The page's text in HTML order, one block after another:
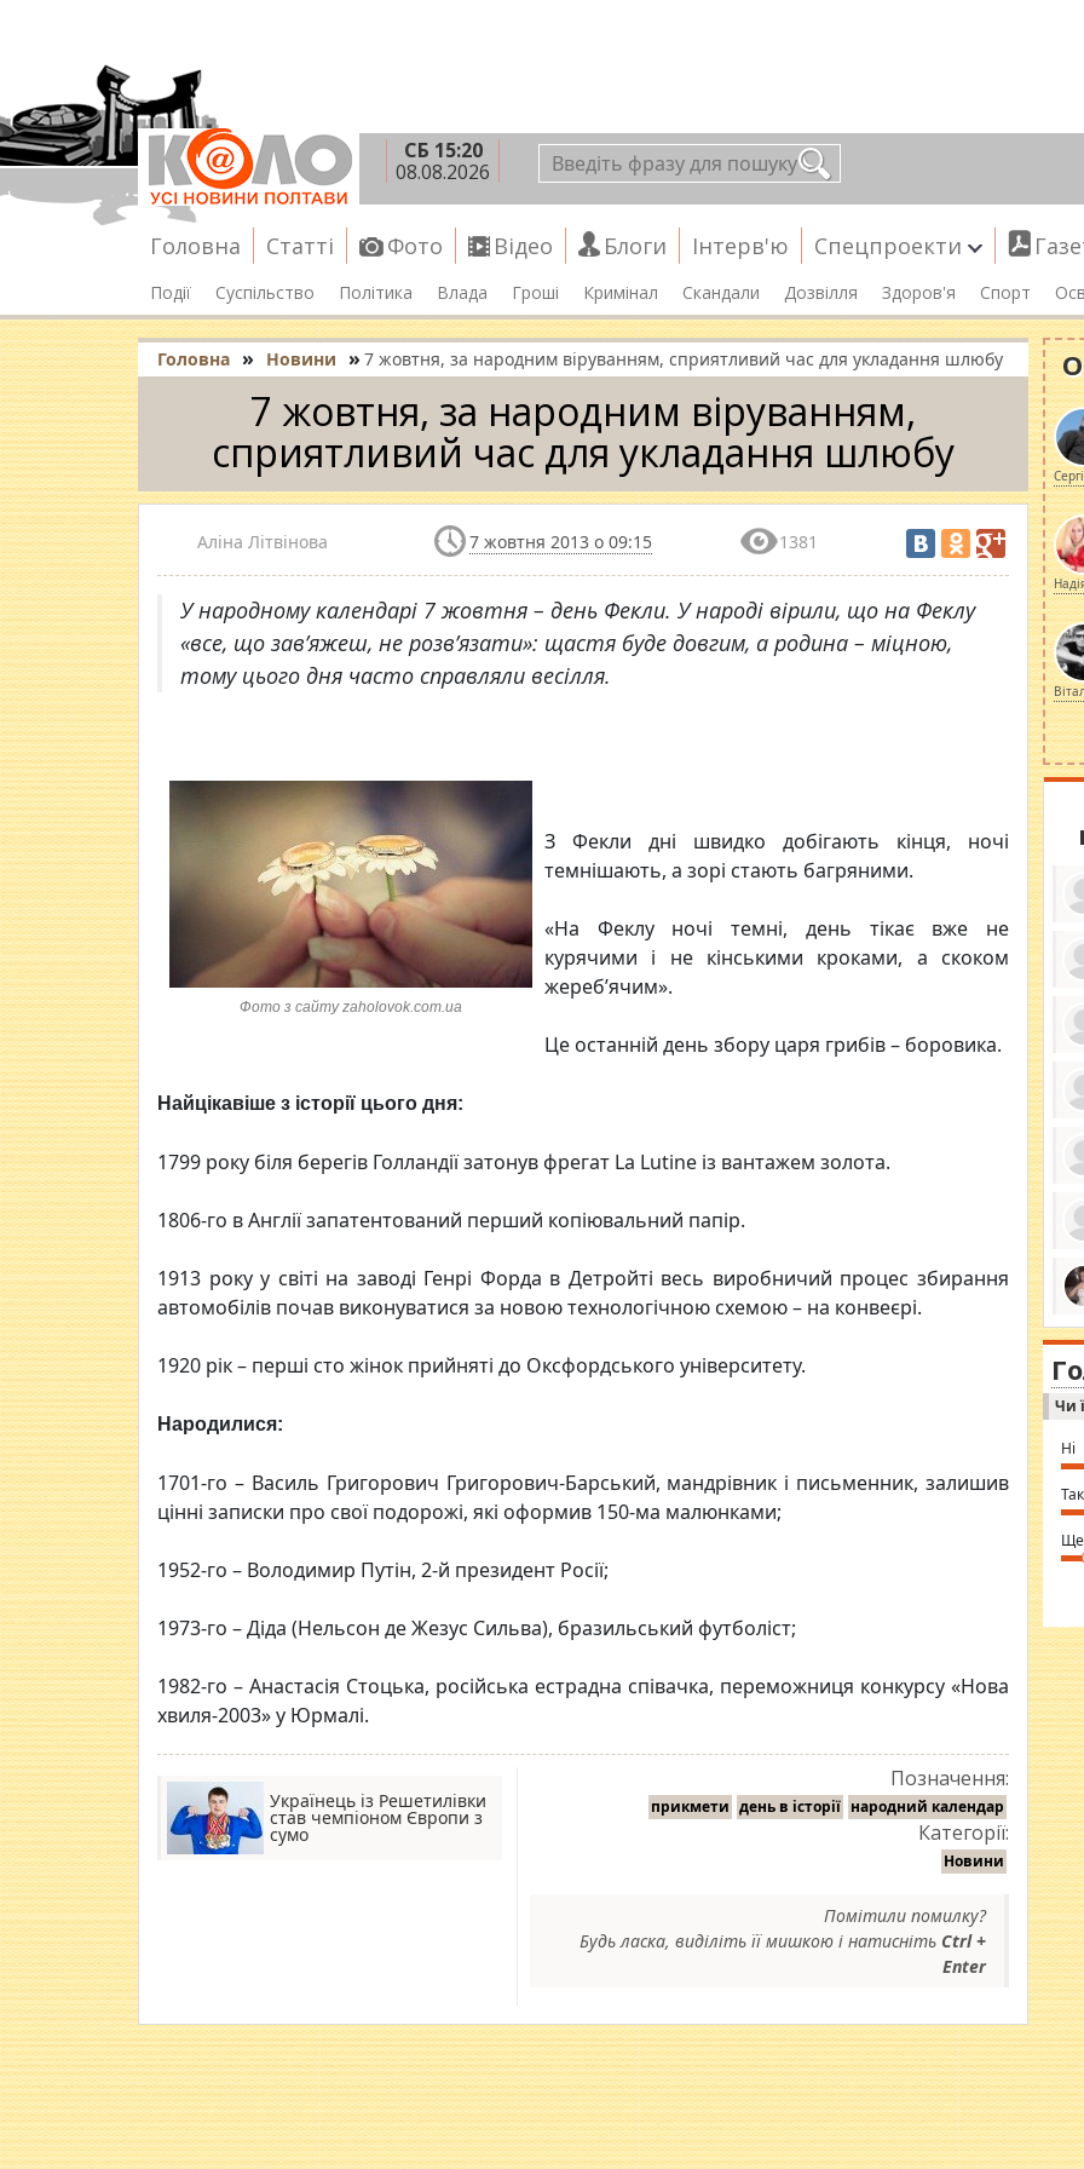
СБ 15:20
08.08.2026
Головна Статті Фото Відео Блоги Інтерв'ю Спецпроекти
Події Суспільство Політика Влада Гроші Кримінал Скандали Дозвілля Здоров'я Спорт
Головна » Новини » 7 жовтня, за народним віруванням, сприятливий час для укладання шлюбу
7 жовтня, за народним віруванням,
сприятливий час для укладання шлюбу
Аліна Літвінова 7 жовтня 2013 о 09:15 1381
У народному календарі 7 жовтня – день Фекли. У народі вірили, що на Феклу
«все, що зав’яжеш, не розв’язати»: щастя буде довгим, а родина – міцною,
тому цього дня часто справляли весілля.
Фото з сайту zaholovok.com.ua
З Фекли дні швидко добігають кінця, ночі
темнішають, а зорі стають багряними.
«На Феклу ночі темні, день тікає вже не
курячими і не кінськими кроками, а скоком
жереб’ячим».
Це останній день збору царя грибів – боровика.
Найцікавіше з історії цього дня:
1799 року біля берегів Голландії затонув фрегат La Lutine із вантажем золота.
1806-го в Англії запатентований перший копіювальний папір.
1913 року у світі на заводі Генрі Форда в Детройті весь виробничий процес збирання
автомобілів почав виконуватися за новою технологічною схемою – на конвеєрі.
1920 рік – перші сто жінок прийняті до Оксфордського університету.
Народилися:
1701-го – Василь Григорович Григорович-Барський, мандрівник і письменник, залишив
цінні записки про свої подорожі, які оформив 150-ма малюнками;
1952-го – Володимир Путін, 2-й президент Росії;
1973-го – Діда (Нельсон де Жезус Сильва), бразильський футболіст;
1982-го – Анастасія Стоцька, російська естрадна співачка, переможниця конкурсу «Нова
хвиля-2003» у Юрмалі.
Українець із Решетилівки
став чемпіоном Європи з
сумо
Позначення:
прикмети день в історії народний календар
Категорії:
Новини
Помітили помилку?
Будь ласка, виділіть її мишкою і натисніть Ctrl +
Enter
за
ми
in
⇒
Чи
Ні
Так
Ще